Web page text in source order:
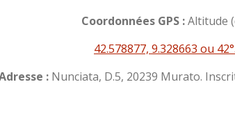
Coordonnées GPS :Altitude
42.578877, 9.328663 ou
: Nunciata, D.5, 20239 Murato.